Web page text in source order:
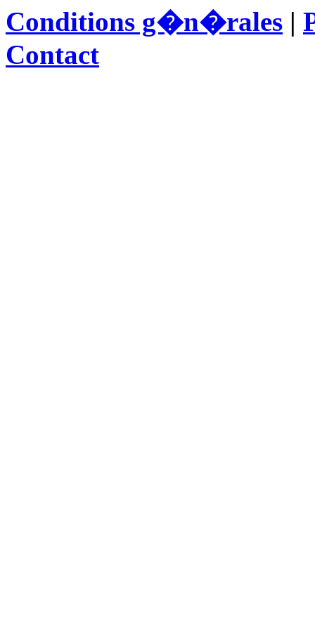
Conditions g�n�rales |
Contact